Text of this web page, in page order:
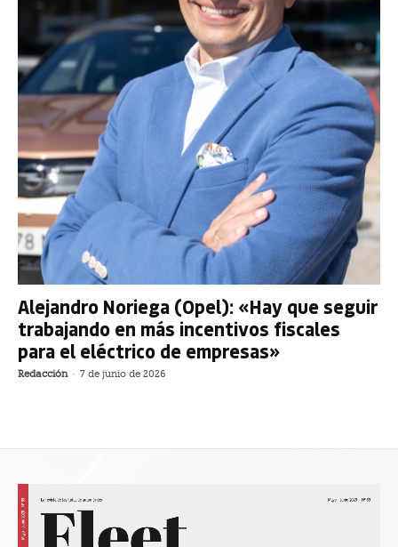
Alejandro Noriega (Opel): «Hay que seguir
trabajando en más incentivos fiscales
para el eléctrico de empresas»
Redacción - 7 de junio de 2026